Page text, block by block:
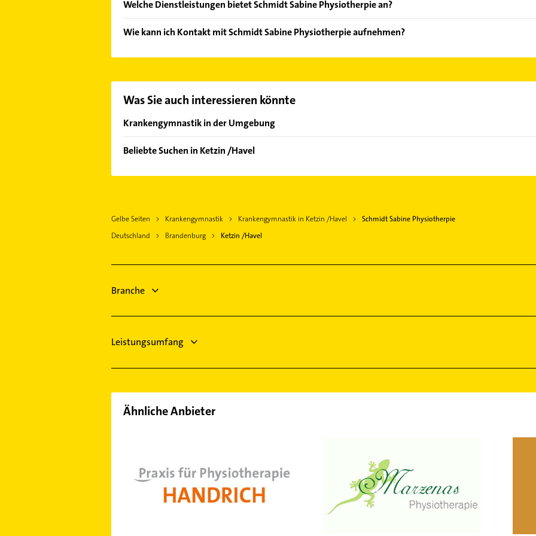
Welche Dienstleistungen bietet Schmidt Sabine Physiotherpie an?
Massagetechniken aller Art.
Wie kann ich Kontakt mit Schmidt Sabine Physiotherpie aufnehmen?
Was Sie auch interessieren könnte
Krankengymnastik in der Umgebung
Wustermark
Werder (Havel)
Schwielowsee
Falkensee
Beliebte Suchen in Ketzin /Havel
Elektriker
Elektro Reparatur
Immobilien
Gelbe Seiten Krankengymnastik Krankengymnastik in Ketzin /Havel
Schmidt Sabine Physiotherpie
Deutschland
Brandenburg Ketzin /Havel
Branche
Leistungsumfang
Ähnliche Anbieter